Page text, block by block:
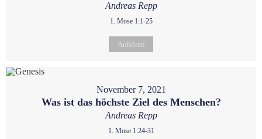
Andreas Repp
1. Mose 1:1-25
Anhören
November 7, 2021
Was ist das höchste Ziel des Menschen?
Andreas Repp
1. Mose 1:24-31